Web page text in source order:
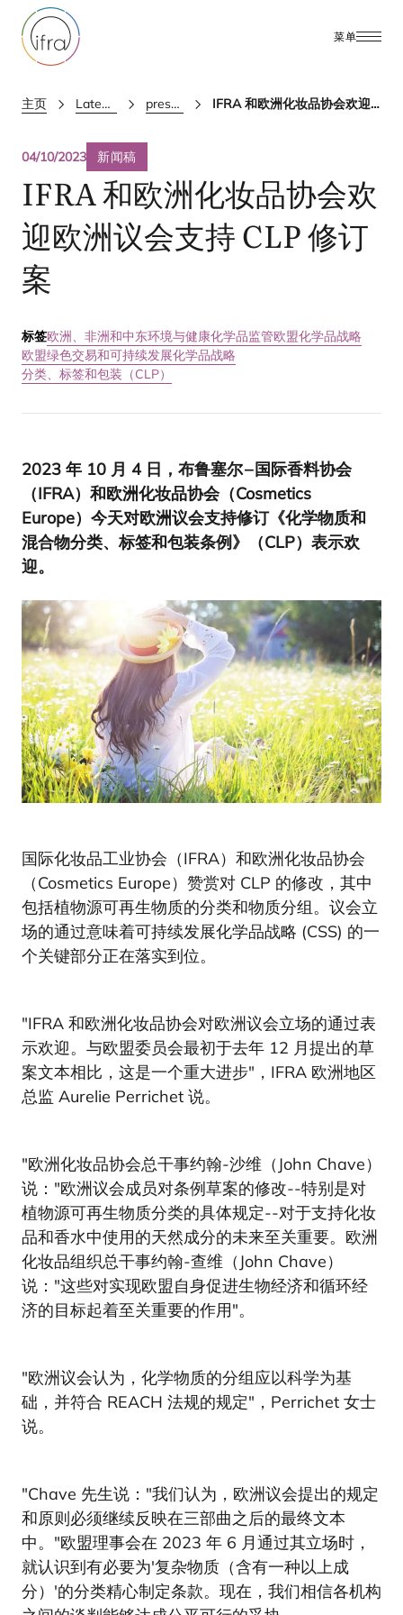
菜单
主页 Latest Updates press releases IFRA 和欧洲化妆品协会欢迎欧洲议会支持 CLP 修订案
04/10/2023 新闻稿
IFRA和欧洲化妆品协会欢
迎欧洲议会支持CLP修订
案
标签欧洲、非洲和中东环境与健康化学品监管欧盟化学品战略
欧盟绿色交易和可持续发展化学品战略
分类、标签和包装（CLP）
2023 年 10 月 4日，布鲁塞尔 – 国际香料协会
（IFRA）和欧洲化妆品协会（Cosmetics
Europe）今天对欧洲议会支持修订《化学物质和
混合物分类、标签和包装条例》（CLP）表示欢
迎。
国际化妆品工业协会（IFRA）和欧洲化妆品协会
（Cosmetics Europe）赞赏对 CLP 的修改，其中
包括植物源可再生物质的分类和物质分组。议会立
场的通过意味着可持续发展化学品战略 (CSS) 的一
个关键部分正在落实到位。
"IFRA 和欧洲化妆品协会对欧洲议会立场的通过表
示欢迎。与欧盟委员会最初于去年 12 月提出的草
案文本相比，这是一个重大进步"，IFRA 欧洲地区
总监 Aurelie Perrichet 说。
"欧洲化妆品协会总干事约翰-沙维（John Chave）
说："欧洲议会成员对条例草案的修改--特别是对
植物源可再生物质分类的具体规定--对于支持化妆
品和香水中使用的天然成分的未来至关重要。欧洲
化妆品组织总干事约翰-查维（John Chave）
说："这些对实现欧盟自身促进生物经济和循环经
济的目标起着至关重要的作用"。
"欧洲议会认为，化学物质的分组应以科学为基
础，并符合 REACH 法规的规定"，Perrichet 女士
说。
"Chave 先生说："我们认为，欧洲议会提出的规定
和原则必须继续反映在三部曲之后的最终文本
中。"欧盟理事会在 2023 年 6 月通过其立场时，
就认识到有必要为'复杂物质（含有一种以上成
分）'的分类精心制定条款。现在，我们相信各机构